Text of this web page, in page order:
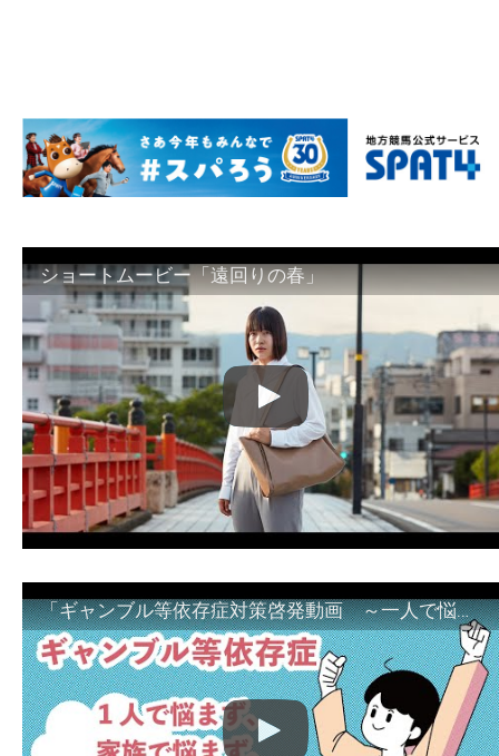
ショートムービー「遠回りの春」
「ギャンブル等依存症対策啓発動画 ～一人で悩まず、家族で悩まず、まず！相談機関へ～」